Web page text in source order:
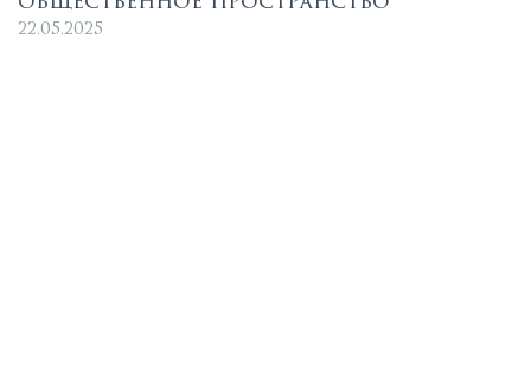
22.05.2025